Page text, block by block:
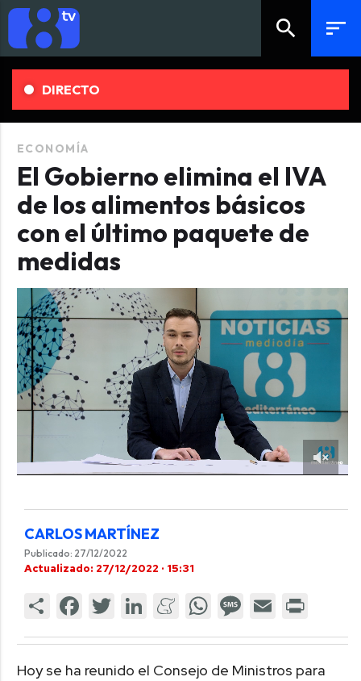
search sort
DIRECTO
ECONOMÍA
El Gobierno elimina el IVA
de los alimentos básicos
con el último paquete de
medidas
CARLOS MARTÍNEZ
Publicado: 27/12/2022
Actualizado: 27/12/2022 · 15:31
Hoy se ha reunido el Consejo de Ministros para